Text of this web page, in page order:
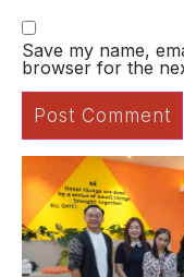
Save my name,
browser for the